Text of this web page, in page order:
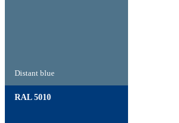
Distant blue
RAL 5010